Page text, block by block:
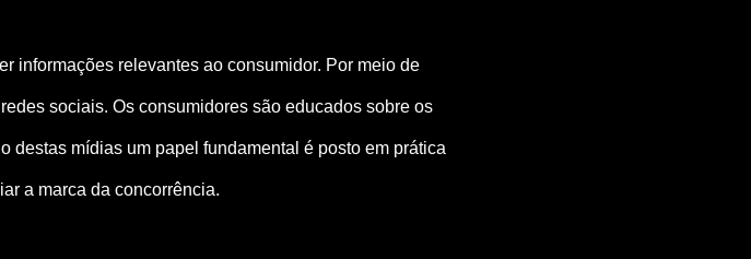
informações relevantes ao consumidor. Por meio de
sociais. Os consumidores são educados sobre os
destas mídias um papel fundamental é posto em prática
a marca da concorrência.